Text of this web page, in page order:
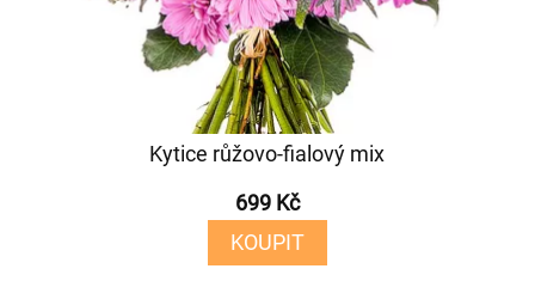
Kytice růžovo-fialový mix
699 Kč
KOUPIT